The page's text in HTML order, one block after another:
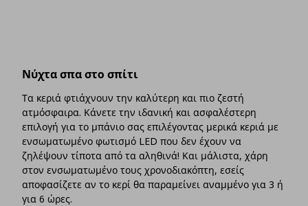
Νύχτα σπα στο σπίτι
Τα κεριά φτιάχνουν την καλύτερη και πιο ζεστή
ατμόσφαιρα. Κάνετε την ιδανική και ασφαλέστερη
επιλογή για το μπάνιο σας επιλέγοντας μερικά κεριά με
ενσωματωμένο φωτισμό LED που δεν έχουν να
ζηλέψουν τίποτα από τα αληθινά! Και μάλιστα, χάρη
στον ενσωματωμένο τους χρονοδιακόπτη, εσείς
αποφασίζετε αν το κερί θα παραμείνει αναμμένο για 3 ή
για 6 ώρες.